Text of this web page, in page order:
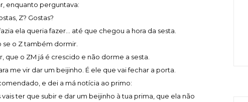
enquanto perguntava:
Z? Gostas?
ela queria fazer... até que chegou a hora da sesta.
se o Z também dormir.
que o ZM já é crescido e não dorme a sesta.
me vir dar um beijinho. É ele que vai fechar a porta.
e dei a má notícia ao primo:
ter que subir e dar um beijinho à tua prima, que ela não